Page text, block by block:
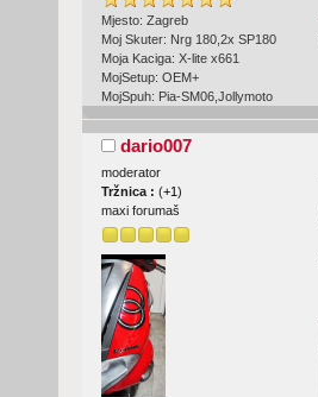
Mjesto: Zagreb
Moj Skuter: Nrg 180,2x SP180
Moja Kaciga: X-lite x661
MojSetup: OEM+
MojSpuh: Pia-SM06,Jollymoto
dario007
moderator
Tržnica : (+1)
maxi forumaš